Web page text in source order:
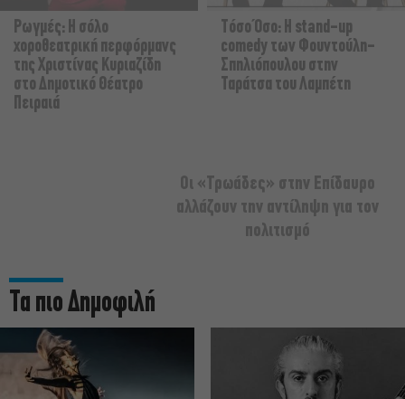
Ρωγμές: Η σόλο
χοροθεατρική περφόρμανς
της Χριστίνας Κυριαζίδη
στο Δημοτικό Θέατρο
Πειραιά
Τόσο Όσο: Η stand-up
comedy των Φουντούλη-
Σπηλιόπουλου στην
Ταράτσα του Λαμπέτη
Οι «Τρωάδες» στην Επίδαυρο
αλλάζουν την αντίληψη για τον
πολιτισμό
Τα πιο Δημοφιλή